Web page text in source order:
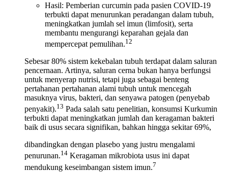
Hasil: Pemberian curcumin pada pasien COVID-19
terbukti dapat menurunkan peradangan dalam tubuh,
meningkatkan jumlah sel imun (limfosit), serta
membantu mengurangi keparahan gejala dan
mempercepat pemulihan.12
Sebesar 80% sistem kekebalan tubuh terdapat dalam saluran
pencernaan. Artinya, saluran cerna bukan hanya berfungsi
untuk menyerap nutrisi, tetapi juga sebagai benteng
pertahanan pertahanan alami tubuh untuk mencegah
masuknya virus, bakteri, dan senyawa patogen (penyebab
penyakit).13 Pada salah satu penelitian, konsumsi Kurkumin
terbukti dapat meningkatkan jumlah dan keragaman bakteri
baik di usus secara signifikan, bahkan hingga sekitar 69%,
dibandingkan dengan plasebo yang justru mengalami
penurunan.14 Keragaman mikrobiota usus ini dapat
mendukung keseimbangan sistem imun.7